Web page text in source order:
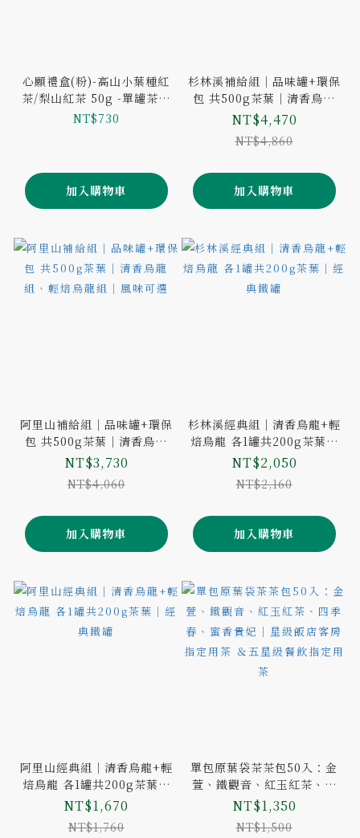
心願禮盒(粉)-高山小葉種紅
茶/梨山紅茶 50g -單罐茶葉
禮盒
NT$730
加入購物車
杉林溪補給組｜品味罐+環保
包 共500g茶葉｜清香烏龍
組、輕焙烏龍組｜風味可選
NT$4,470
NT$4,860
加入購物車
阿里山補給組｜品味罐+環保
包 共500g茶葉｜清香烏龍
組、輕焙烏龍組｜風味可選
NT$3,730
NT$4,060
加入購物車
杉林溪經典組｜清香烏龍+輕
焙烏龍 各1罐共200g茶葉｜
經典鐵罐
NT$2,050
NT$2,160
加入購物車
阿里山經典組｜清香烏龍+輕
焙烏龍 各1罐共200g茶葉｜
經典鐵罐
NT$1,670
NT$1,760
單包原葉袋茶茶包50入：金
萱、鐵觀音、紅玉紅茶、四
季春、蜜香貴妃｜星級飯店
客房指定用茶 ＆五星級餐飲
NT$1,350
NT$1,500